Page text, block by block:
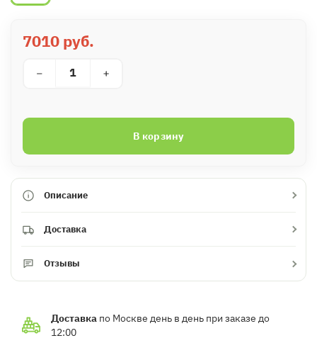
7010 руб.
В корзину
Описание
Доставка
Отзывы
Доставка по Москве день в день при заказе до
12:00